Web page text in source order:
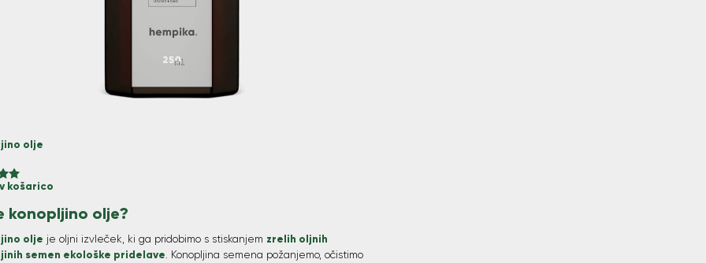
olje
z
košarico
konopljino olje?
olje je oljni izvleček, ki ga pridobimo s stiskanjem zrelih oljnih
semen ekološke pridelave. Konopljina semena požanjemo, očistimo